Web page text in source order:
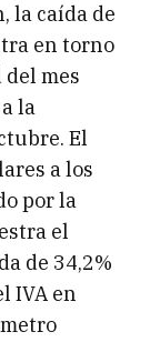
la caída de
en torno
del mes
la
El
a los
por la
el
de 34,2%
IVA en